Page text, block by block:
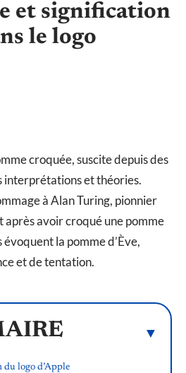
et signification
le logo
croquée, suscite depuis des
interprétations et théories.
à Alan Turing, pionnier
avoir croqué une pomme
la pomme d’Ève,
et de tentation.
logo d’Apple